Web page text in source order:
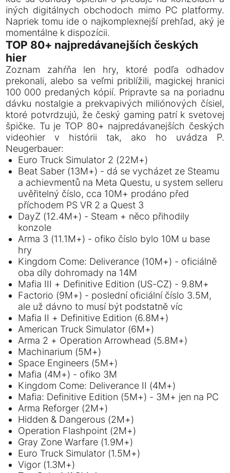
iných digitálnych obchodoch mimo PC platformy.
Napriek tomu ide o najkomplexnejší prehľad, aký je
momentálne k dispozícii.
TOP 80+ najpredávanejších českých
hier
Zoznam zahŕňa len hry, ktoré podľa odhadov
prekonali, alebo sa veľmi priblížili, magickej hranici
100 000 predaných kópií. Pripravte sa na poriadnu
dávku nostalgie a prekvapivých miliónových čísiel,
ktoré potvrdzujú, že český gaming patrí k svetovej
špičke. Tu je TOP 80+ najpredávanejších českých
videohier v histórii tak, ako ho uvádza P.
Neugerbauer:
Euro Truck Simulator 2 (22M+)
Beat Saber (13M+) - dá se vycházet ze Steamu
a achievmentů na Meta Questu, u system selleru
uvěřitelný číslo, cca 10M+ prodáno před
příchodem PS VR 2 a Quest 3
DayZ (12.4M+) - Steam + něco přihodily
konzole
Arma 3 (11.1M+) - ofiko číslo bylo 10M u base
hry
Kingdom Come: Deliverance (10M+) - oficiálně
oba díly dohromady na 14M
Mafia III + Definitive Edition (US-CZ) - 9.8M+
Factorio (9M+) - poslední oficiální číslo 3.5M,
ale už dávno to musí být podstatně víc
Mafia II + Definitive Edition (6.8M+)
American Truck Simulator (6M+)
Arma 2 + Operation Arrowhead (5.8M+)
Machinarium (5M+)
Space Engineers (5M+)
Mafia (4M+) - ofiko 3M
Kingdom Come: Deliverance II (4M+)
Mafia: Definitive Edition (5M+) - 3M+ jen na PC
Arma Reforger (2M+)
Hidden & Dangerous (2M+)
Operation Flashpoint (2M+)
Gray Zone Warfare (1.9M+)
Euro Truck Simulator (1.5M+)
Vigor (1.3M+)